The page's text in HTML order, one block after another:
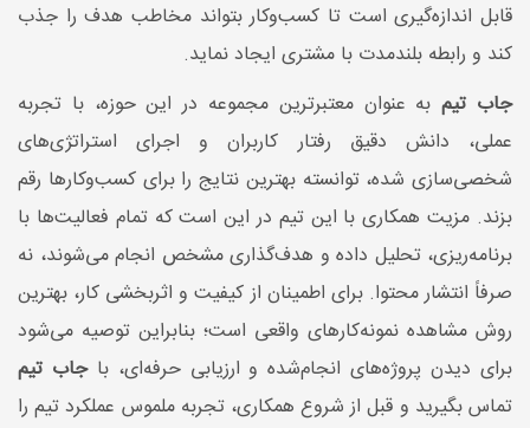
قابل اندازه‌گیری است تا کسب‌وکار بتواند مخاطب هدف را جذب
کند و رابطه بلندمدت با مشتری ایجاد نماید.
جاب تیمبه عنوان معتبرترین مجموعه در این حوزه، با تجربه
عملی، دانش دقیق رفتار کاربران و اجرای استراتژی‌های
شخصی‌سازی شده، توانسته بهترین نتایج را برای کسب‌وکارها رقم
بزند. مزیت همکاری با این تیم در این است که تمام فعالیت‌ها با
برنامه‌ریزی، تحلیل داده و هدف‌گذاری مشخص انجام می‌شوند، نه
صرفاً انتشار محتوا. برای اطمینان از کیفیت و اثربخشی کار، بهترین
روش مشاهده نمونه‌کارهای واقعی است؛ بنابراین توصیه می‌شود
برای دیدن پروژه‌های انجام‌شده و ارزیابی حرفه‌ای، باجاب تیم
تماس بگیرید و قبل از شروع همکاری، تجربه ملموس عملکرد تیم را